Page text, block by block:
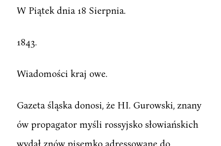
W Piątek dnia 18 Sierpnia.
1843.
Wiadomości kraj owe.
Gazeta śląska donosi, że HI. Gurowski, znany
ów propagator myśli rossyjsko słowiańskich
wydał znów pisemko adressowane do